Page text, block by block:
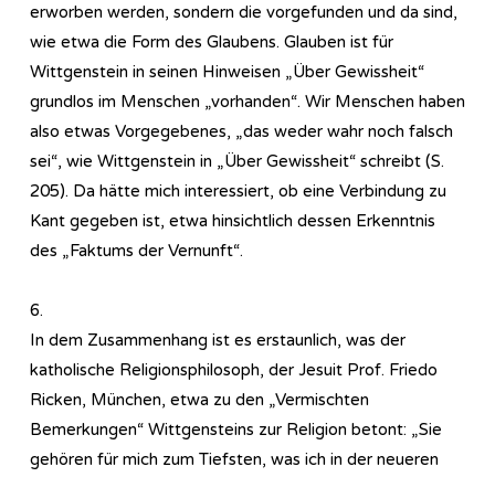
erworben werden, sondern die vorgefunden und da sind,
wie etwa die Form des Glaubens. Glauben ist für
Wittgenstein in seinen Hinweisen „Über Gewissheit“
grundlos im Menschen „vorhanden“. Wir Menschen haben
also etwas Vorgegebenes, „das weder wahr noch falsch
sei“, wie Wittgenstein in „Über Gewissheit“ schreibt (S.
205). Da hätte mich interessiert, ob eine Verbindung zu
Kant gegeben ist, etwa hinsichtlich dessen Erkenntnis
des „Faktums der Vernunft“.
6.
In dem Zusammenhang ist es erstaunlich, was der
katholische Religionsphilosoph, der Jesuit Prof. Friedo
Ricken, München, etwa zu den „Vermischten
Bemerkungen“ Wittgensteins zur Religion betont: „Sie
gehören für mich zum Tiefsten, was ich in der neueren